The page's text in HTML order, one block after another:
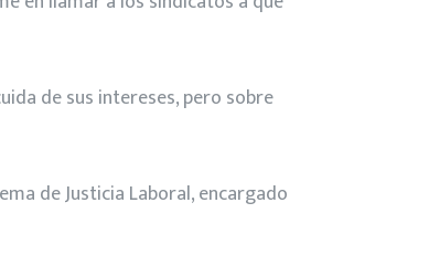
de sus intereses, pero sobre
de Justicia Laboral, encargado